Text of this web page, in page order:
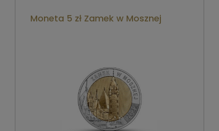
Moneta 5 zł Zamek w Mosznej